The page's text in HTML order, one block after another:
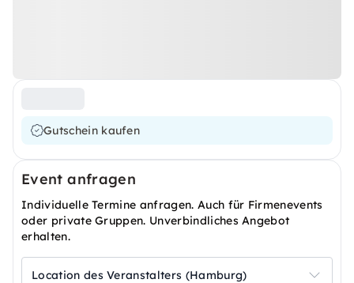
Gutschein kaufen
Event anfragen
Individuelle Termine anfragen. Auch für Firmenevents
oder private Gruppen. Unverbindliches Angebot
erhalten.
Location des Veranstalters (Hamburg)